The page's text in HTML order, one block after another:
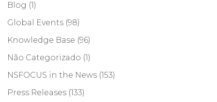
Blog (1)
Global Events (98)
Knowledge Base (96)
Não Categorizado (1)
NSFOCUS in the News (153)
Press Releases (133)